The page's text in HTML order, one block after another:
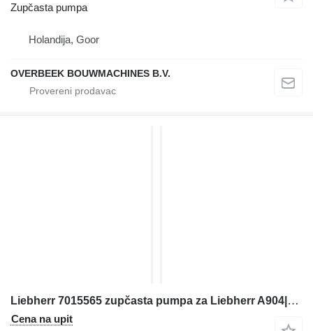
Zupčasta pumpa
Holandija, Goor
OVERBEEK BOUWMACHINES B.V.
Liebherr 7015565 zupčasta pumpa za Liebherr A904|A924|A934|A944|A954 bagera
Cena na upit